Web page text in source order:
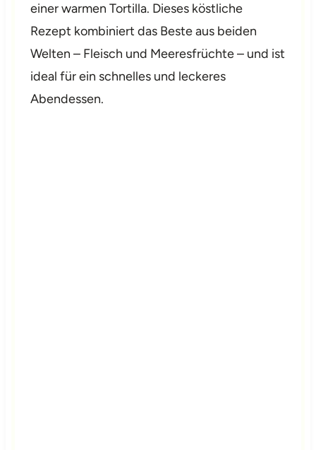
einer warmen Tortilla. Dieses köstliche
Rezept kombiniert das Beste aus beiden
Welten – Fleisch und Meeresfrüchte – und ist
ideal für ein schnelles und leckeres
Abendessen.